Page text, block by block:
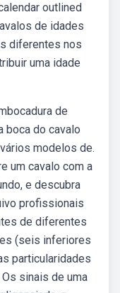
outlined
de idades
diferentes nos
uma idade
de
boca do cavalo
modelos de.
um cavalo com a
e descubra
profissionais
de diferentes
(seis inferiores
particularidades
sinais de uma